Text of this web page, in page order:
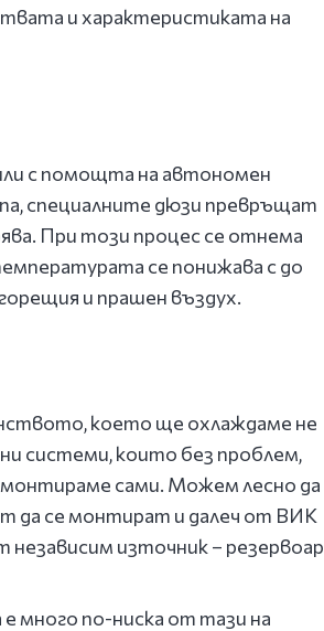
и характеристиката на
с помощта на автономен
специалните дюзи превръщат
При този процес се отнема
се понижава с до
и прашен въздух.
което ще охлаждаме не
системи, които без проблем,
сами. Можем лесно да
да се монтират и далеч от ВИК
независим източник – резервоар
много по-ниска от тази на